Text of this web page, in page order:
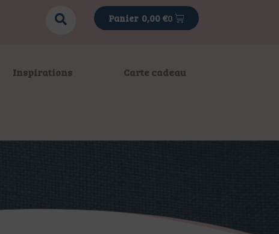
0,00 €0
Inspirations Carte cadeau